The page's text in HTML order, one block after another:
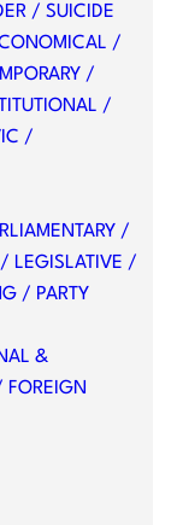
/ SUICIDE
/
/
/
/
/
LEGISLATIVE /
/ PARTY
&
FOREIGN